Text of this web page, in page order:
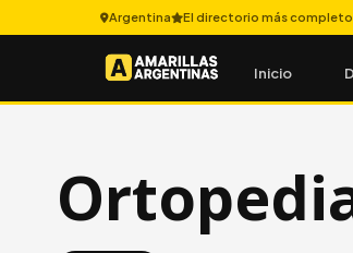
Argentina El directorio más completo
Inicio